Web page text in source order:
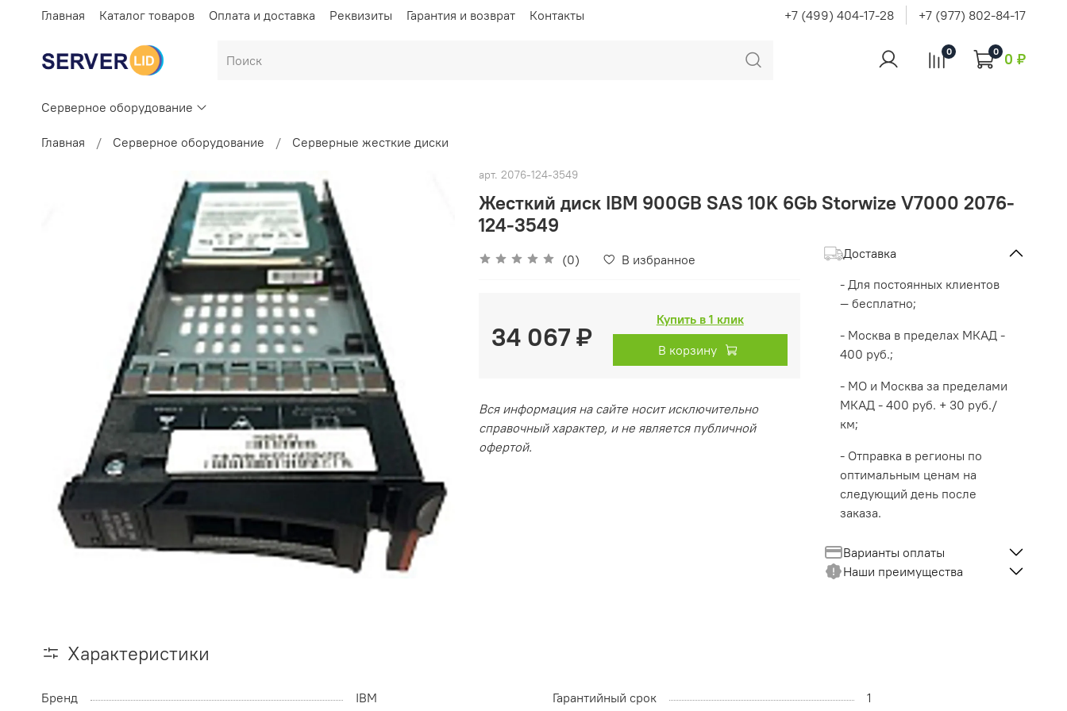
Главная Каталог товаров Оплата и доставка Реквизиты Гарантия и возврат Контакты +7 (499) 404-17-28 +7 (977) 802-84-17
0 0 0 ₽
Серверное оборудование
Главная Серверное оборудование Серверные жесткие диски
арт. 2076-124-3549
Жесткий диск IBM 900GB SAS 10K 6Gb Storwize V7000 2076-
124-3549
(0) В избранное
34 067 ₽
Купить в 1 клик
В корзину
Вся информация на сайте носит исключительно
справочный характер, и не является публичной
офертой.
Доставка
- Для постоянных клиентов
— бесплатно;
- Москва в пределах МКАД -
400 руб.;
- МО и Москва за пределами
МКАД - 400 руб. + 30 руб./
км;
- Отправка в регионы по
оптимальным ценам на
следующий день после
заказа.
Варианты оплаты
Наши преимущества
Характеристики
Бренд IBM Гарантийный срок 1